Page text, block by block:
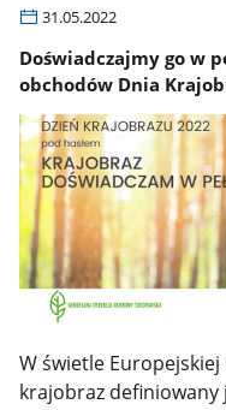
31.05.2022
Doświadczajmy go w
obchodów Dnia
W świetle
krajobraz definiowany